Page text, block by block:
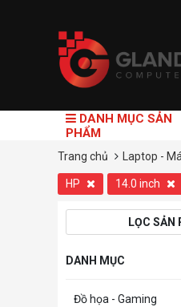
DANH MỤC SẢN
PHẨM
Trang chủ Laptop -
HP 14.0 inch
LỌC SẢN
DANH MỤC
Đồ họa - Gaming